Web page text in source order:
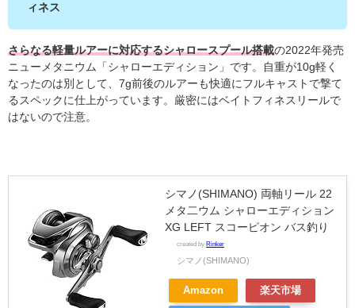
ィネス
さらなる軽量ルアーに対応するシャロースプール搭載の2022年発売
ニューメタニウム「シャローエディション」です。自重が10g軽く
なったのは別として、7g前後のルアーも快適にフルキャストで撃て
るスペックに仕上がっています。厳密にはベイトフィネスリールで
はないので注意。
シマノ(SHIMANO) 両軸リール 22
メタ二ウム シャローエディション
XG LEFT スコーピオン バス釣り
created by Rinker
シマノ(SHIMANO)
Amazon 楽天市場